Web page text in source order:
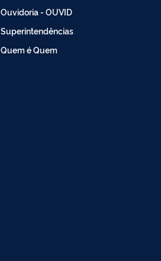
Ouvidoria - OUVID
Superintendências
Quem é Quem